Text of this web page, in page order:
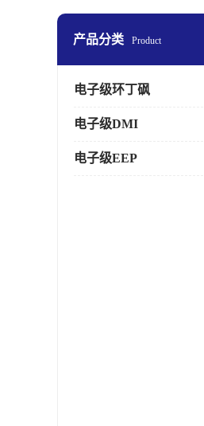
产品分类 Product
电子级环丁砜
电子级DMI
电子级EEP